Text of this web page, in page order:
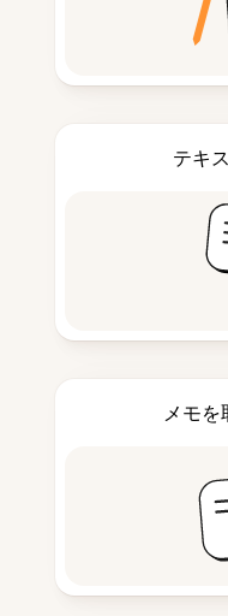
テキ
メモを